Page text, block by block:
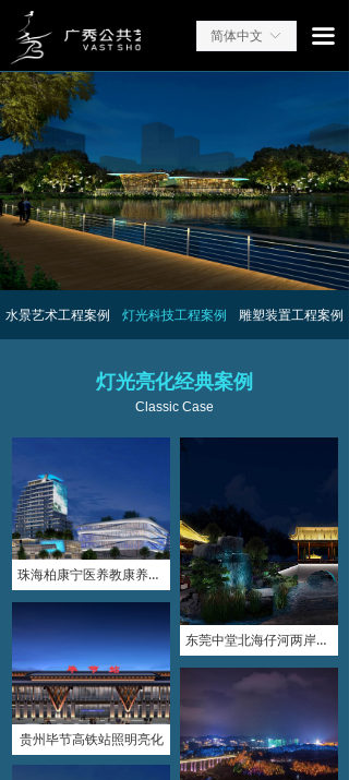
ꀅ
简体中文 끀
灯光亮化经典案例
Classic Case
珠海柏康宁医养教康养服务项目照明亮化
贵州毕节高铁站照明亮化
东莞中堂北海仔河两岸照明亮化
水景艺术工程案例 灯光科技工程案例 雕塑装置工程案例